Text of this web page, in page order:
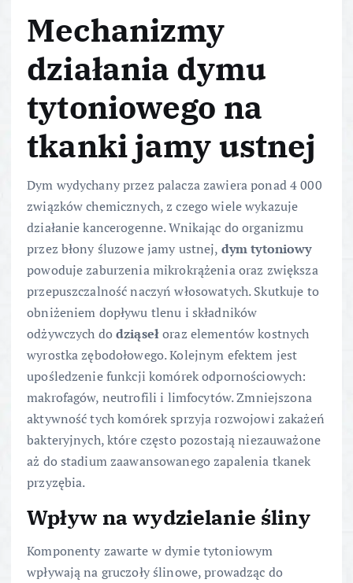
Mechanizmy
działania dymu
tytoniowego na
tkanki jamy ustnej
Dym wydychany przez palacza zawiera ponad 4 000
związków chemicznych, z czego wiele wykazuje
działanie kancerogenne. Wnikając do organizmu
przez błony śluzowe jamy ustnej, dym tytoniowy
powoduje zaburzenia mikrokrążenia oraz zwiększa
przepuszczalność naczyń włosowatych. Skutkuje to
obniżeniem dopływu tlenu i składników
odżywczych dodziąsełoraz elementów kostnych
wyrostka zębodołowego. Kolejnym efektem jest
upośledzenie funkcji komórek odpornościowych:
makrofagów, neutrofili i limfocytów. Zmniejszona
aktywność tych komórek sprzyja rozwojowi zakażeń
bakteryjnych, które często pozostają niezauważone
aż do stadium zaawansowanego zapalenia tkanek
przyzębia.
Wpływ na wydzielanie śliny
Komponenty zawarte w dymie tytoniowym
wpływają na gruczoły ślinowe, prowadząc do